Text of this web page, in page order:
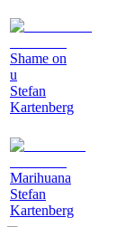
Shame on
u
Stefan
Kartenberg
Marihuana
Stefan
Kartenberg